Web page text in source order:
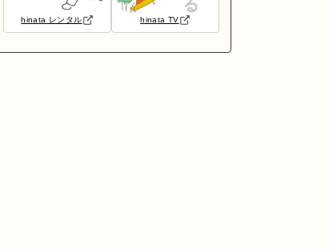
hinata レンタル hinata TV